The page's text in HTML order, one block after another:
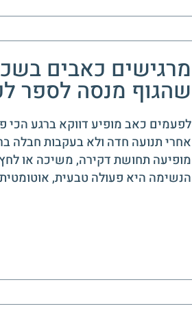
מרגישים כאבים
שהגוף מנסה לספר
לפעמים כאב מופיע דווקא ברגע
אחרי תנועה חדה ולא בעקבות חבלה
מופיעה תחושת דקירה, משיכה או לחץ
הנשימה היא פעולה טבעית,